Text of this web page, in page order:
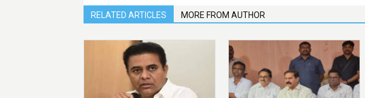
RELATED ARTICLES MORE FROM AUTHOR